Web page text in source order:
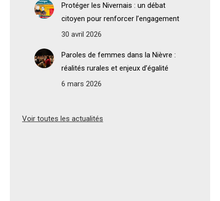
Protéger les Nivernais : un débat
citoyen pour renforcer l’engagement
30 avril 2026
Paroles de femmes dans la Nièvre :
réalités rurales et enjeux d’égalité
6 mars 2026
Voir toutes les actualités